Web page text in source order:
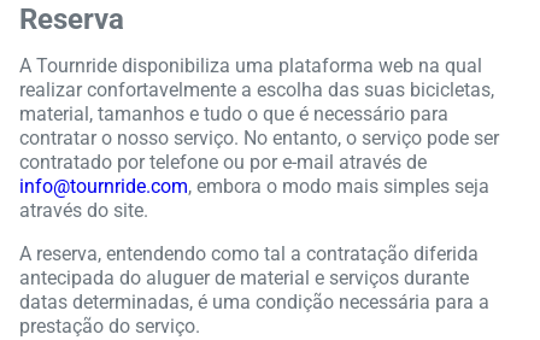
Reserva
A Tournride disponibiliza uma plataforma web na qual
realizar confortavelmente a escolha das suas bicicletas,
material, tamanhos e tudo o que é necessário para
contratar o nosso serviço. No entanto, o serviço pode ser
contratado por telefone ou por e-mail através de
info@tournride.com, embora o modo mais simples seja
através do site.
A reserva, entendendo como tal a contratação diferida
antecipada do aluguer de material e serviços durante
datas determinadas, é uma condição necessária para a
prestação do serviço.